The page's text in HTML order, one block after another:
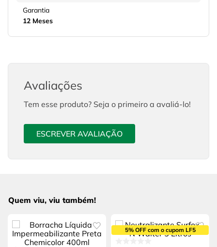
Garantia
12 Meses
Avaliações
Tem esse produto? Seja o primeiro a avaliá-lo!
ESCREVER AVALIAÇÃO
Quem viu, viu também!
5% OFF com o cupom LF5